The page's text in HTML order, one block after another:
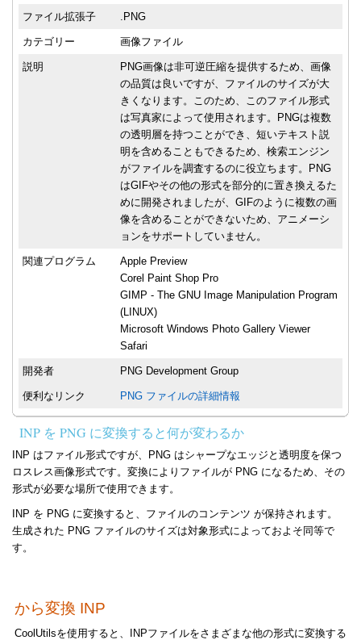
ファイル拡張子 .PNG
カテゴリー 画像ファイル
説明
PNG画像は非可逆圧縮を提供するため、画像
の品質は良いですが、ファイルのサイズが大
きくなります。このため、このファイル形式
は写真家によって使用されます。PNGは複数
の透明層を持つことができ、短いテキスト説
明を含めることもできるため、検索エンジン
がファイルを調査するのに役立ちます。PNG
はGIFやその他の形式を部分的に置き換えるた
めに開発されましたが、GIFのように複数の画
像を含めることができないため、アニメーシ
ョンをサポートしていません。
関連プログラム
Apple Preview
Corel Paint Shop Pro
GIMP - The GNU Image Manipulation Program
(LINUX)
Microsoft Windows Photo Gallery Viewer
Safari
開発者 PNG Development Group
便利なリンク PNG ファイルの詳細情報
INP を PNG に変換すると何が変わるか
INP はファイル形式ですが、PNG はシャープなエッジと透明度を保つ
ロスレス画像形式です。変換によりファイルが PNG になるため、その
形式が必要な場所で使用できます。
INP を PNG に変換すると、ファイルのコンテンツ が保持されます。
生成された PNG ファイルのサイズは対象形式によっておよそ同等で
す。
から変換 INP
CoolUtilsを使用すると、INPファイルをさまざまな他の形式に変換する